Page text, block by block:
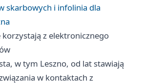
skarbowych i infolinia dla
korzystają z elektronicznego
w tym Leszno, od lat stawiają
w kontaktach z